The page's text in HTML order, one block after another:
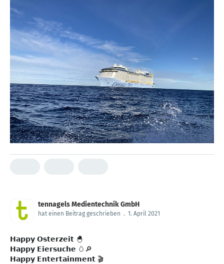
tennagels Medientechnik GmbH
hat einen Beitrag geschrieben . 1. April 2021
𝗛𝗮𝗽𝗽𝘆 𝗢𝘀𝘁𝗲𝗿𝘇𝗲𝗶𝘁 🐣
𝗛𝗮𝗽𝗽𝘆 𝗘𝗶𝗲𝗿𝘀𝘂𝗰𝗵𝗲 🥚🔎
𝗛𝗮𝗽𝗽𝘆 𝗘𝗻𝘁𝗲𝗿𝘁𝗮𝗶𝗻𝗺𝗲𝗻𝘁 🎬